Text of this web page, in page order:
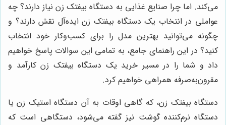
می‌کند. اما چرا صنایع غذایی به دستگاه بیفتک زن نیاز دارند؟ چه
عواملی در انتخاب یک دستگاه بیفتک زن ایده‌آل نقش دارند؟ و
چگونه می‌توانید بهترین مدل را برای کسب‌وکار خود انتخاب
کنید؟ در این راهنمای جامع، به تمامی این سوالات پاسخ خواهیم
داد و شما را در مسیر خرید یک دستگاه بیفتک زن کارآمد و
مقرون‌به‌صرفه همراهی خواهیم کرد.
دستگاه بیفتک زن، که گاهی اوقات به آن دستگاه استیک زن یا
دستگاه نرم‌کننده گوشت نیز گفته می‌شود، دستگاهی است که